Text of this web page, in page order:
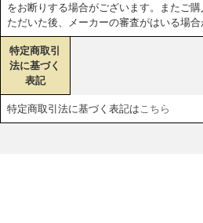
をお断りする場合がございます。またご
ただいた後、メーカーの審査がはいる場合
特定商取引
法に基づく
表記
特定商取引法に基づく表記はこちら